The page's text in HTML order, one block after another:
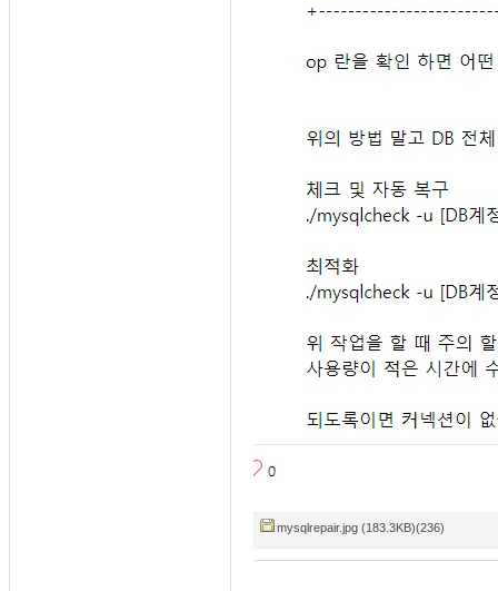
mysqlrepair.jpg (183.3KB)(236)